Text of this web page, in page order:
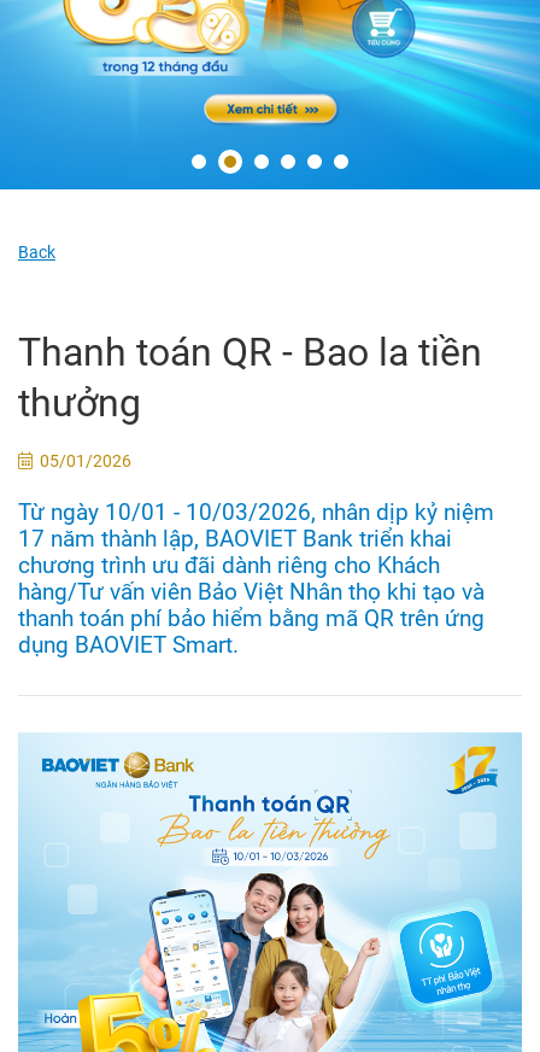
Back
Thanh toán QR - Bao la tiền
thưởng
05/01/2026
Từ ngày 10/01 - 10/03/2026, nhân dịp kỷ niệm
17 năm thành lập, BAOVIET Bank triển khai
chương trình ưu đãi dành riêng cho Khách
hàng/Tư vấn viên Bảo Việt Nhân thọ khi tạo và
thanh toán phí bảo hiểm bằng mã QR trên ứng
dụng BAOVIET Smart.